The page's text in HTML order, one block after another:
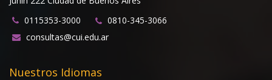
0115353-3000
0810-345-3066
consultas@cui.edu.ar
Nuestros Idiomas